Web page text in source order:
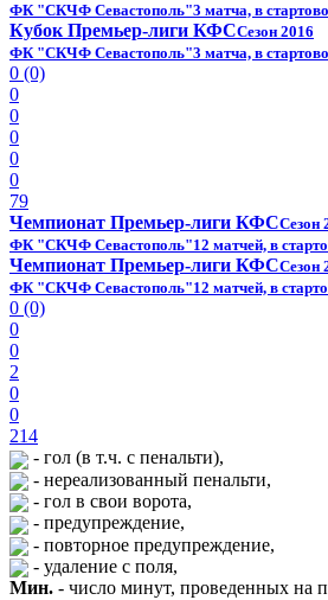
ФК "СКЧФ Севастополь"3 матча, в
Кубок Премьер-лиги КФССезон 2016
ФК "СКЧФ Севастополь"3 матча, в
0 (0)
0
0
0
0
0
79
Чемпионат Премьер-лиги КФССезон
ФК "СКЧФ Севастополь"12 матчей, в
Чемпионат Премьер-лиги КФССезон
ФК "СКЧФ Севастополь"12 матчей, в
0 (0)
0
0
2
0
0
214
- гол (в т.ч. с пенальти),
- нереализованный пенальти,
- гол в свои ворота,
- предупреждение,
- повторное предупреждение,
- удаление с поля,
Мин. - число минут, проведенных на